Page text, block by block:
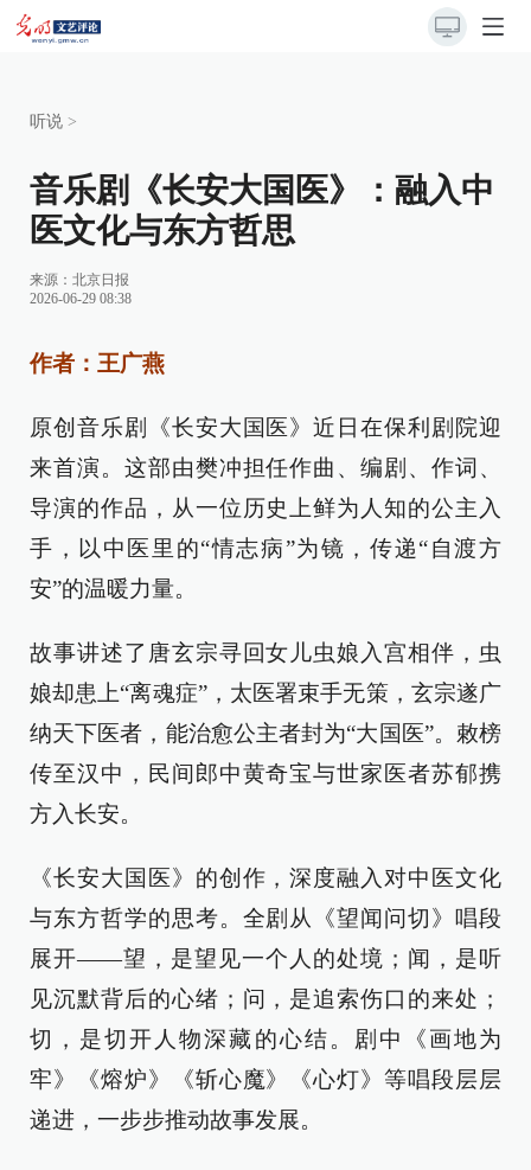
听说 >
音乐剧《长安大国医》：融入中
医文化与东方哲思
来源： 北京日报
2026-06-29 08:38
作者：王广燕
原创音乐剧《长安大国医》近日在保利剧院迎
来首演。这部由樊冲担任作曲、编剧、作词、
导演的作品，从一位历史上鲜为人知的公主入
手，以中医里的“情志病”为镜，传递“自渡方
安”的温暖力量。
故事讲述了唐玄宗寻回女儿虫娘入宫相伴，虫
娘却患上“离魂症”，太医署束手无策，玄宗遂广
纳天下医者，能治愈公主者封为“大国医”。敕榜
传至汉中，民间郎中黄奇宝与世家医者苏郁携
方入长安。
《长安大国医》的创作，深度融入对中医文化
与东方哲学的思考。全剧从《望闻问切》唱段
展开——望，是望见一个人的处境；闻，是听
见沉默背后的心绪；问，是追索伤口的来处；
切，是切开人物深藏的心结。剧中《画地为
牢》《熔炉》《斩心魔》《心灯》等唱段层层
递进，一步步推动故事发展。